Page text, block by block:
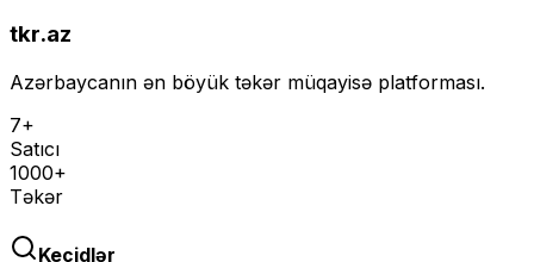
tkr.az
Azərbaycanın ən böyük təkər müqayisə platforması.
7+
Satıcı
1000+
Təkər
Keçidlər